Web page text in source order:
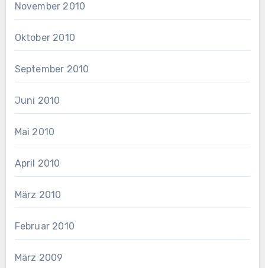
November 2010
Oktober 2010
September 2010
Juni 2010
Mai 2010
April 2010
März 2010
Februar 2010
März 2009